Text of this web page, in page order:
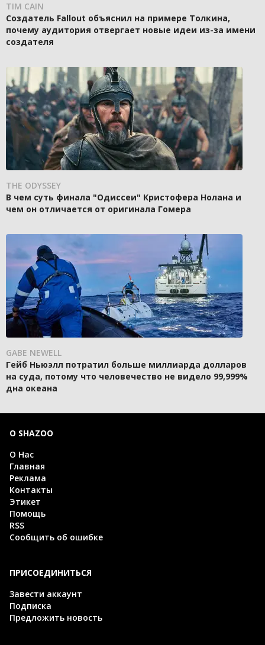
TIM CAIN
Создатель Fallout объяснил на примере Толкина,
почему аудитория отвергает новые идеи из-за имени
создателя
THE ODYSSEY
В чем суть финала "Одиссеи" Кристофера Нолана и
чем он отличается от оригинала Гомера
GABE NEWELL
Гейб Ньюэлл потратил больше миллиарда долларов
на суда, потому что человечество не видело 99,999%
дна океана
О SHAZOO
О Нас
Главная
Реклама
Контакты
Этикет
Помощь
RSS
Сообщить об ошибке
ПРИСОЕДИНИТЬСЯ
Завести аккаунт
Подписка
Предложить новость